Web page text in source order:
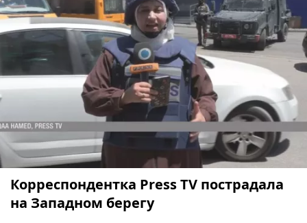
Корреспондентка Press TV пострадала
на Западном берегу